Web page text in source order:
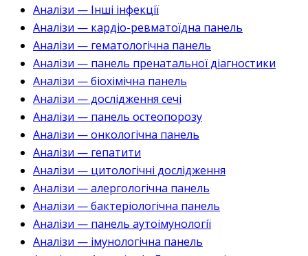
Аналізи — Інші інфекції
Аналізи — кардіо-ревматоїдна панель
Аналізи — гематологічна панель
Аналізи — панель пренатальної діагностики
Аналізи — біохімічна панель
Аналізи — дослідження сечі
Аналізи — панель остеопорозу
Аналізи — онкологічна панель
Аналізи — гепатити
Аналізи — цитологічні дослідження
Аналізи — алергологічна панель
Аналізи — бактеріологічна панель
Аналізи — панель аутоімунології
Аналізи — імунологічна панель